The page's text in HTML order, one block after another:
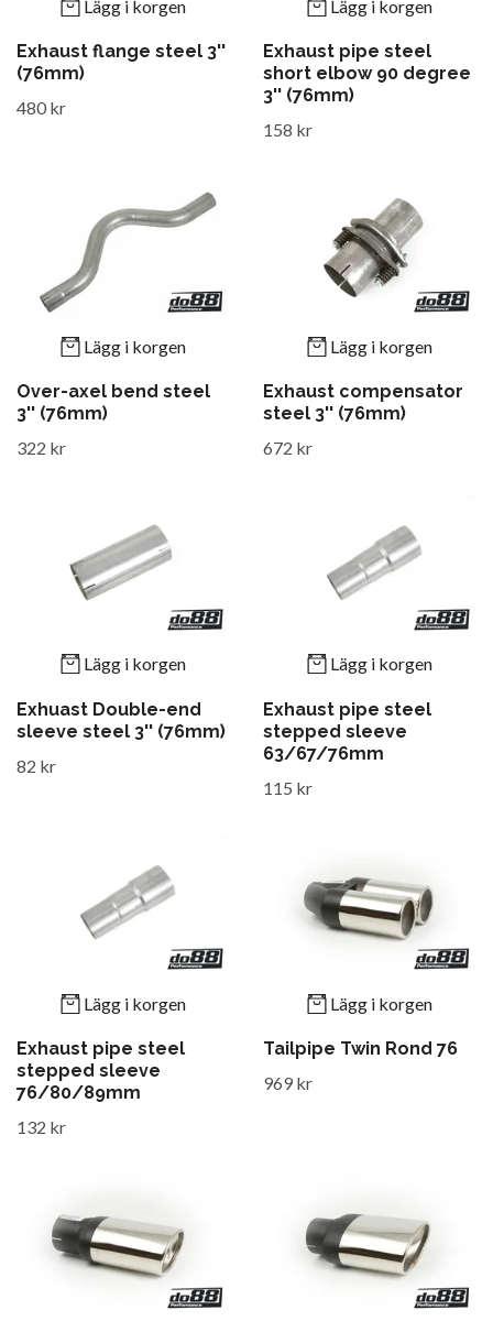
Lägg i korgen
Exhaust flange steel 3''
(76mm)
480 kr
Lägg i korgen
Exhaust pipe steel
short elbow 90 degree
3'' (76mm)
158 kr
Lägg i korgen
Over-axel bend steel
3'' (76mm)
322 kr
Lägg i korgen
Exhaust compensator
steel 3'' (76mm)
672 kr
Lägg i korgen
Exhuast Double-end
sleeve steel 3'' (76mm)
82 kr
Lägg i korgen
Exhaust pipe steel
stepped sleeve
63/67/76mm
115 kr
Lägg i korgen
Exhaust pipe steel
stepped sleeve
76/80/89mm
132 kr
Lägg i korgen
Tailpipe Twin Rond 76
969 kr